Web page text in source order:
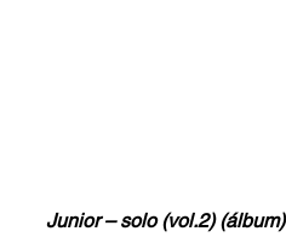
Junior – solo (vol.2) (álbum)